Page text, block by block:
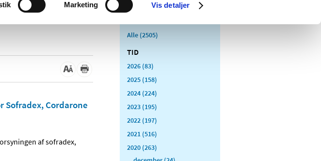
Marketing Vis detaljer
Sofradex, Cordarone
af sofradex,
Alle (2505)
TID
2026 (83)
2025 (158)
2024 (224)
2023 (195)
2022 (197)
2021 (516)
2020 (263)